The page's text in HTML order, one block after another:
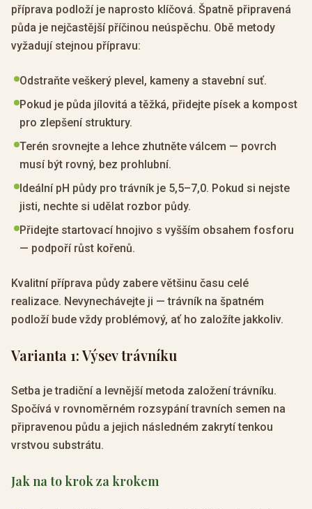
příprava podloží je naprosto klíčová. Špatně připravená
půda je nejčastější příčinou neúspěchu. Obě metody
vyžadují stejnou přípravu:
Odstraňte veškerý plevel, kameny a stavební suť.
Pokud je půda jílovitá a těžká, přidejte písek a kompost
pro zlepšení struktury.
Terén srovnejte a lehce zhutněte válcem — povrch
musí být rovný, bez prohlubní.
Ideální pH půdy pro trávník je 5,5–7,0. Pokud si nejste
jisti, nechte si udělat rozbor půdy.
Přidejte startovací hnojivo s vyšším obsahem fosforu
— podpoří růst kořenů.
Kvalitní příprava půdy zabere většinu času celé
realizace. Nevynechávejte ji — trávník na špatném
podloží bude vždy problémový, ať ho založíte jakkoliv.
Varianta 1: Výsev trávníku
Setba je tradiční a levnější metoda založení trávníku.
Spočívá v rovnoměrném rozsypání travních semen na
připravenou půdu a jejich následném zakrytí tenkou
vrstvou substrátu.
Jak na to krok za krokem